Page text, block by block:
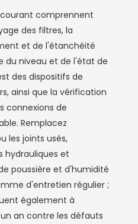
comprennent
des filtres, la
et de l'étanchéité
du niveau et de l'état de
des dispositifs de
ainsi que la vérification
connexions de
Remplacez
les joints usés,
hydrauliques et
poussière et d'humidité
d'entretien régulier ;
également à
an contre les défauts